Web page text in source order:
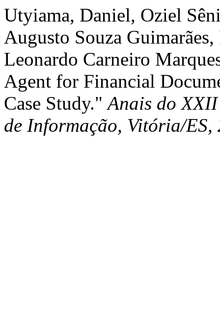
Utyiama, Daniel, Oziel
Augusto Souza
Leonardo Carneiro
Agent for Financial
Case Study."Anais do
de Informação, Vitória/ES,